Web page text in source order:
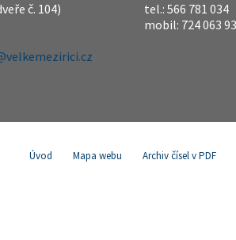
č. 104)
tel.: 566 781 034
mobil: 724 063
Úvod Mapa webu Archiv čísel v PDF